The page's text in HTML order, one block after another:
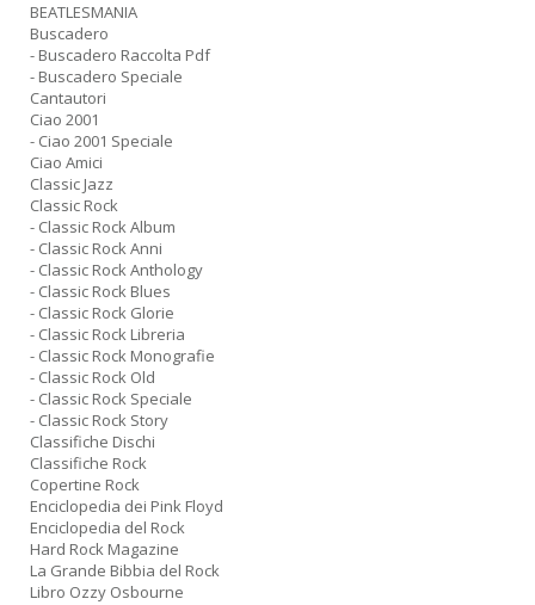
BEATLESMANIA
Buscadero
- Buscadero Raccolta Pdf
- Buscadero Speciale
Cantautori
Ciao 2001
- Ciao 2001 Speciale
Ciao Amici
Classic Jazz
Classic Rock
- Classic Rock Album
- Classic Rock Anni
- Classic Rock Anthology
- Classic Rock Blues
- Classic Rock Glorie
- Classic Rock Libreria
- Classic Rock Monografie
- Classic Rock Old
- Classic Rock Speciale
- Classic Rock Story
Classifiche Dischi
Classifiche Rock
Copertine Rock
Enciclopedia dei Pink Floyd
Enciclopedia del Rock
Hard Rock Magazine
La Grande Bibbia del Rock
Libro Ozzy Osbourne